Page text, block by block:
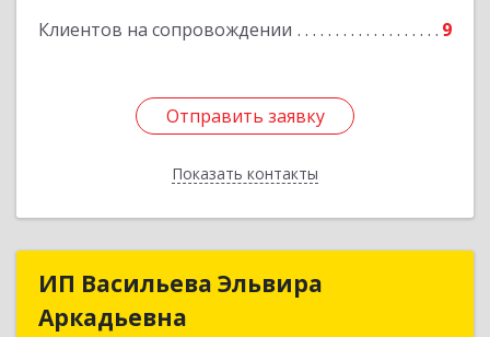
Клиентов на сопровождении 9
Отправить заявку
Показать контакты
Отправить заявку
Назад
ИП Васильева Эльвира
Аркадьевна
ИП Васильева Эльвира